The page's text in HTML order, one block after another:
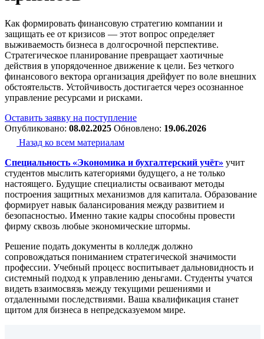
Как формировать финансовую стратегию компании и
защищать ее от кризисов — этот вопрос определяет
выживаемость бизнеса в долгосрочной перспективе.
Стратегическое планирование превращает хаотичные
действия в упорядоченное движение к цели. Без четкого
финансового вектора организация дрейфует по воле внешних
обстоятельств. Устойчивость достигается через осознанное
управление ресурсами и рисками.
Оставить заявку на поступление
Опубликовано: 08.02.2025 Обновлено: 19.06.2026
Назад ко всем материалам
Специальность «Экономика и бухгалтерский учёт» учит
студентов мыслить категориями будущего, а не только
настоящего. Будущие специалисты осваивают методы
построения защитных механизмов для капитала. Образование
формирует навык балансирования между развитием и
безопасностью. Именно такие кадры способны провести
фирму сквозь любые экономические штормы.
Решение подать документы в колледж должно
сопровождаться пониманием стратегической значимости
профессии. Учебный процесс воспитывает дальновидность и
системный подход к управлению деньгами. Студенты учатся
видеть взаимосвязь между текущими решениями и
отдаленными последствиями. Ваша квалификация станет
щитом для бизнеса в непредсказуемом мире.